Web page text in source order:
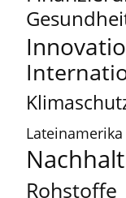
Lateinamerika
Rohstoffe